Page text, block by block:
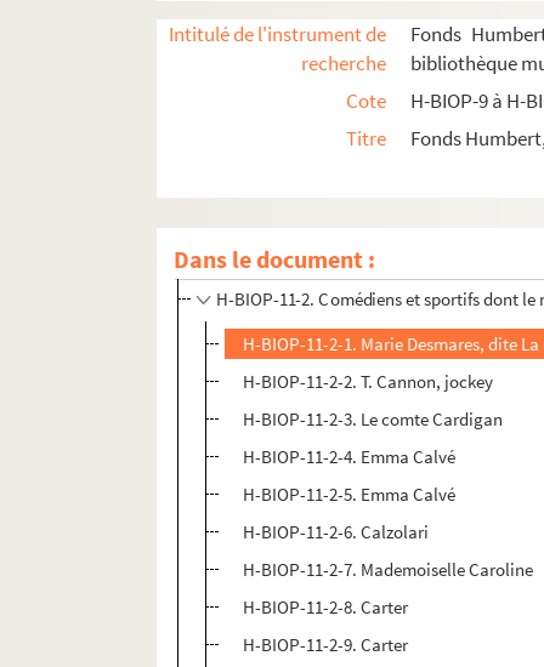
Intitulé de l'instrument de
recherche
Fonds
bibliothèque
Cote
H-BIOP-9 à H-
Titre
Fonds
Dans le document :
H-BIOP-9. Portraits de personnages du
H-BIOP-11-1. Comédiens et sportifs
H-BIOP-11-2. Comédiens et sportifs dont le
H-BIOP-11-2-1. Marie Desmares, dite
H-BIOP-11-2-2. T. Cannon, jockey
H-BIOP-11-2-3. Le comte Cardigan
H-BIOP-11-2-4. Emma Calvé
H-BIOP-11-2-5. Emma Calvé
H-BIOP-11-2-6. Calzolari
H-BIOP-11-2-7. Mademoiselle Caroline
H-BIOP-11-2-8. Carter
H-BIOP-11-2-9. Carter